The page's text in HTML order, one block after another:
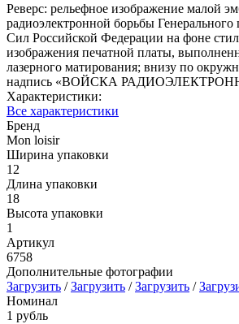
Реверс: рельефное изображение малой
радиоэлектронной борьбы
Сил Российской Федерации на фоне
изображения печатной платы,
лазерного матирования; внизу по
надпись «ВОЙСКА
Характеристики:
Все характеристики
Бренд
Mon loisir
Ширина упаковки
12
Длина упаковки
18
Высота упаковки
1
Артикул
6758
Дополнительные фотографии
Загрузить /Загрузить /Загрузить /
Номинал
1 рубль